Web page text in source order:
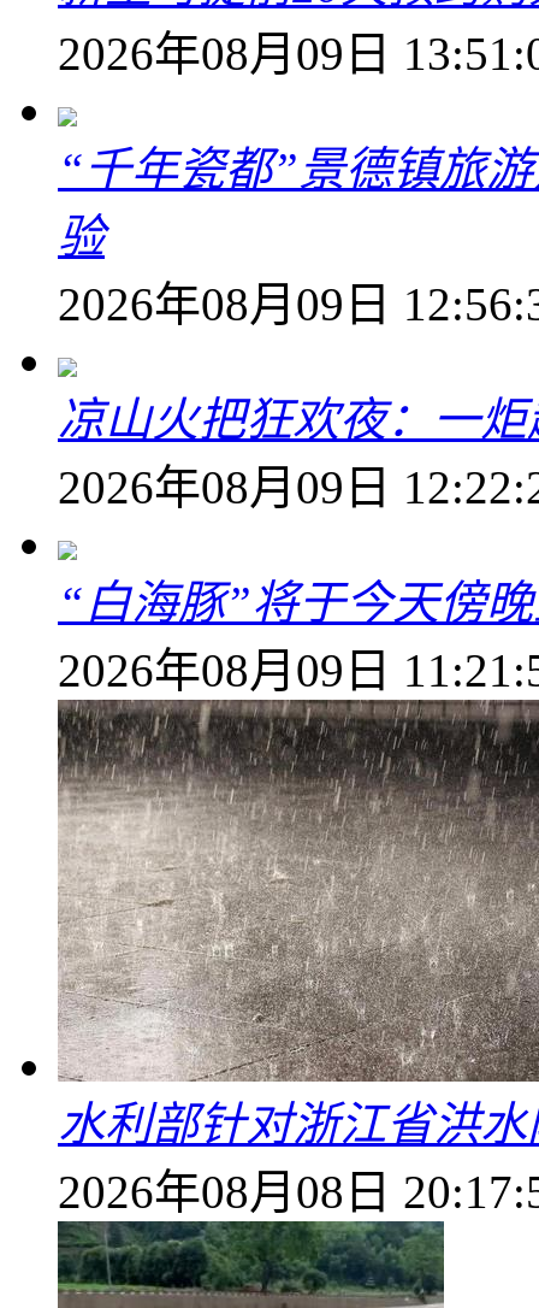
2026年08月09日
“千年瓷都”景德镇旅
验
2026年08月09日
凉山火把狂欢夜：一
2026年08月09日
“白海豚”将于今天傍
2026年08月09日
水利部针对浙江省洪
2026年08月08日